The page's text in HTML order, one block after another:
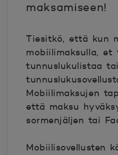
maksamiseen!
Tiesitkö, että kun
mobiilimaksulla, et
tunnuslukulistaa
Mobiilimaksujen
että maksu
sormenjäljen tai
Mobiilisovellusten